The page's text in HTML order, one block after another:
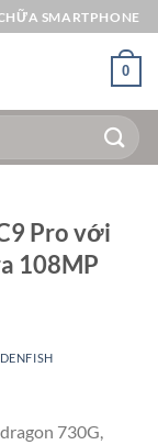
SMARTPHONE
0
Pro với
108MP
730G,